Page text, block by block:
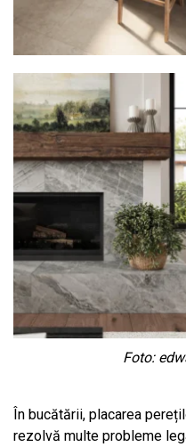
Foto:
În bucătării, placarea
rezolvă multe probleme